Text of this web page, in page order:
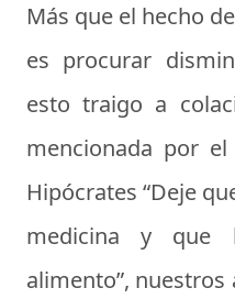
Más que el hecho
es procurar
esto traigo a
mencionada por
Hipócrates “Deje
medicina y que
alimento”,